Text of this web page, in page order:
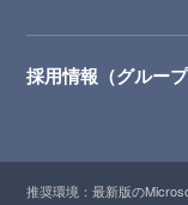
採用情報（グループ
推奨環境：最新版の